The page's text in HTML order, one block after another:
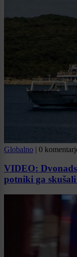
Globalno | 0
VIDEO:
potniki ga